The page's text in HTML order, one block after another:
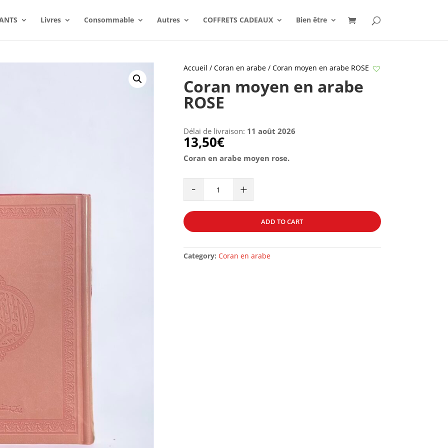
Livres Consommable Autres COFFRETS CADEAUX Bien être
Accueil / Coran en arabe/ Coran moyen en arabe ROSE
Coran moyen en arabe
ROSE
Délai de livraison: 11 août 2026
13,50€
Coran en arabe moyen rose.
-
arabe
ROSE
+
ADD TO CART
Category: Coran en arabe